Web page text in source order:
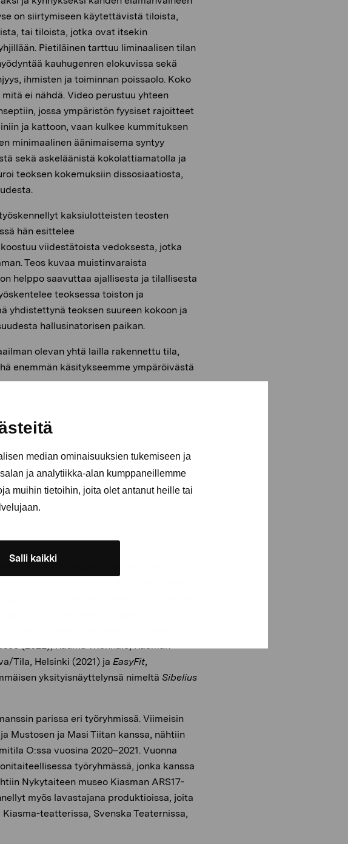
median ominaisuuksien tukemiseen ja
ja analytiikka-alan kumppaneillemme
muihin tietoihin, joita olet antanut heille tai
Salli kaikki
on siirtymiseen käytettävistä tiloista,
tai tiloista, jotka ovat itsekin
Pietiläinen tarttuu liminaalisen tilan
kauhugenren elokuvissa sekä
ihmisten ja toiminnan poissaolo. Koko
ei nähdä. Video perustuu yhteen
jossa ympäristön fyysiset rajoitteet
ja kattoon, vaan kulkee kummituksen
minimaalinen äänimaisema syntyy
sekä askeläänistä kokolattiamatolla ja
teoksen kokemuksiin dissosiaatiosta,
kaksiulotteisten teosten
hän esittelee
koostuu viidestätoista vedoksesta, jotka
Teos kuvaa muistinvaraista
helppo saavuttaa ajallisesta ja tilallisesta
teoksessa toiston ja
yhdistettynä teoksen suureen kokoon ja
hallusinatorisen paikan.
olevan yhtä lailla rakennettu tila,
enemmän käsitykseemme ympäröivästä
toinen näyttämölavastuksesta
(2022), Rauma Triennale, Rauman
Tila, Helsinki (2021) jaEasyFit,
yksityisnäyttelynsä nimeltä Sibelius
parissa eri työryhmissä. Viimeisin
Mustosen ja Masi Tiitan kanssa, nähtiin
O:ssa vuosina 2020–2021. Vuonna
työryhmässä, jonka kanssa
Nykytaiteen museo Kiasman ARS17-
myös lavastajana produktioissa, joita
teatterissa, Svenska Teaternissa,